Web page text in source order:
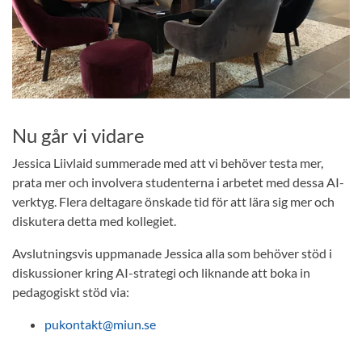
Nu går vi vidare
Jessica Liivlaid summerade med att vi behöver testa mer,
prata mer och involvera studenterna i arbetet med dessa AI-
verktyg. Flera deltagare önskade tid för att lära sig mer och
diskutera detta med kollegiet.
Avslutningsvis uppmanade Jessica alla som behöver stöd i
diskussioner kring AI-strategi och liknande att boka in
pedagogiskt stöd via:
pukontakt@miun.se